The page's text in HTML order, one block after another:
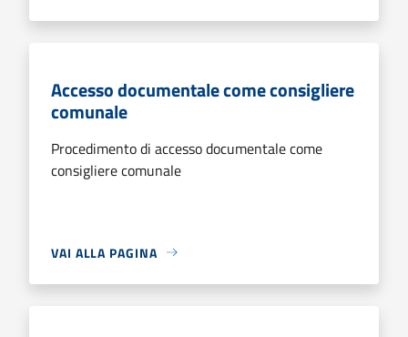
Accesso documentale come consigliere
comunale
Procedimento di accesso documentale come
consigliere comunale
VAI ALLA PAGINA